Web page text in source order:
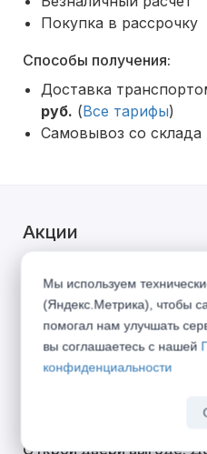
Покупка в рассрочку
Способы получения:
Доставка
руб. (Все тарифы)
Самовывоз со склада
Акции
% Акция
Открой двери выгоде.
Мы используем
(Яндекс.Метрика), чтобы
помогал нам улучшать
вы соглашаетесь с нашей
конфиденциальности